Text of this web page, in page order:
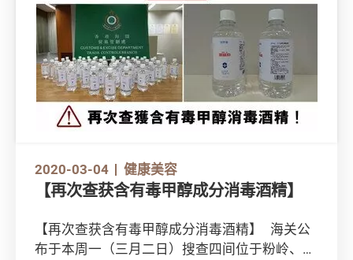
2020-03-04 健康美容
【再次查获含有毒甲醇成分消毒酒精】
【再次查获含有毒甲醇成分消毒酒精】 海关公
布于本周一（三月二日）搜查四间位于粉岭、上